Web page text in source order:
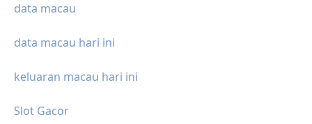
data macau
data macau hari ini
keluaran macau hari ini
Slot Gacor